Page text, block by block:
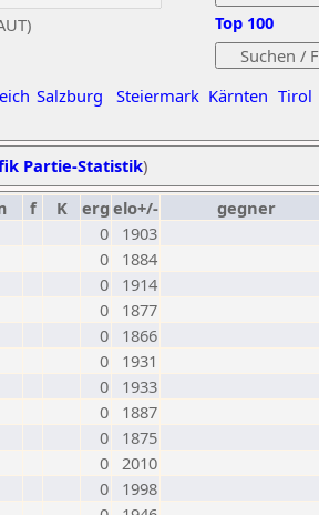
Salzburg Steiermark Kärnten Tirol
Top 100
Partie-Statistik)
f K erg elo+/- gegner
0
1903
0
1884
0
1914
0
1877
0
1866
0
1931
0
1933
0
1887
0
1875
0 2010
0
1998